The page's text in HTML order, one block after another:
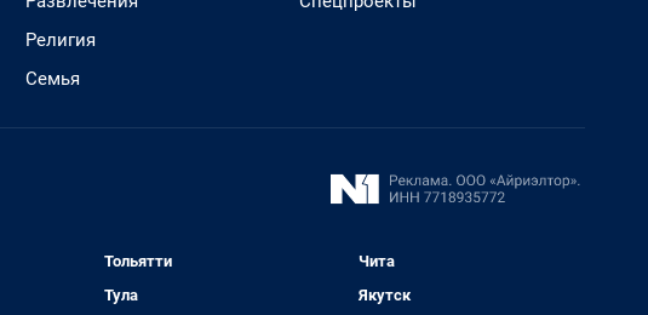
Религия
Семья
Тольятти
Тула
Чита
Якутск